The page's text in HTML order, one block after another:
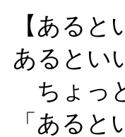
【あると
あるとい
ちょっ
「ある